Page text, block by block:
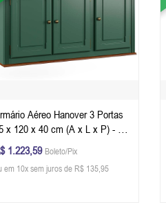
Aéreo Hanover 3 Portas
x 120 x 40 cm (A x L x P) - Cor
Musgo - Imbuia Glazer
1.223,59 Boleto/Pix
em 10x sem juros de R$ 135,95